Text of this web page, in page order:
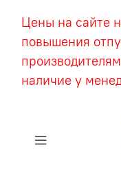
Цены на сайте
повышения
наличие у